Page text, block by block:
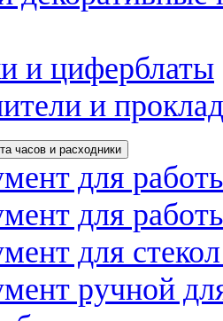
и циферблаты
и
часов и расходники
для
для
для
ручной